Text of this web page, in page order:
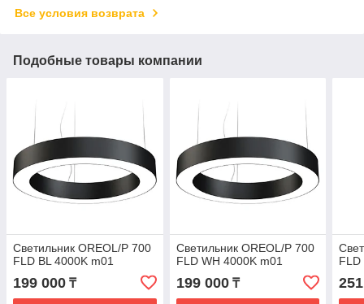
Все условия возврата
Подобные товары компании
Светильник OREOL/P 700
FLD BL 4000K m01
199 000 ₸
Светильник OREOL/P 700
FLD WH 4000K m01
199 000₸
FLD